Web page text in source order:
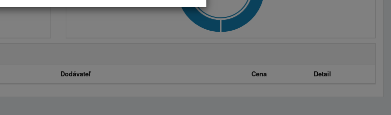
Dodávateľ Cena Detail